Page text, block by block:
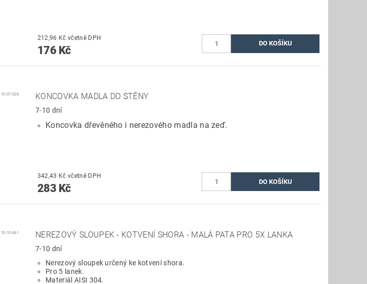
212,96 Kč včetně DPH
176 Kč
10-07-026 KONCOVKA MADLA DO STĚNY
7-10 dní
Koncovka dřevěného i nerezového madla na zeď.
342,43 Kč včetně DPH
283 Kč
10-10-061 NEREZOVÝ SLOUPEK - KOTVENÍ SHORA - MALÁ PATA PRO 5X LANKA
7-10 dní
Nerezový sloupek určený ke kotvení shora.
Pro 5 lanek.
Materiál AISI 304.